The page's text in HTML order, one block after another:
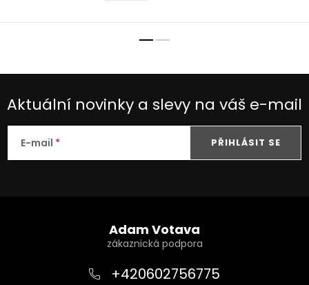
Aktuální novinky a slevy na váš e-mail
E-mail PŘIHLÁSIT SE
Adam Votava
+420602756775